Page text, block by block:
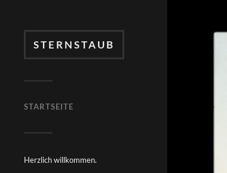
STERNSTAUB
STARTSEITE
Herzlich willkommen.